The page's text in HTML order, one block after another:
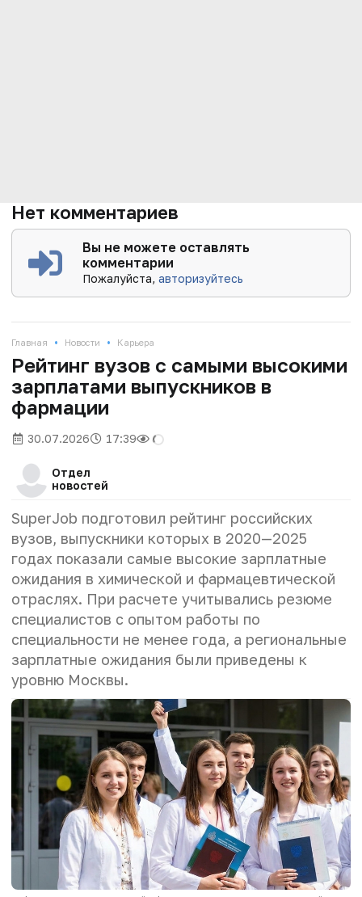
Нет комментариев
Вы не можете оставлять
комментарии
Пожалуйста,авторизуйтесь
Главная • Новости • Карьера
Рейтинг вузов с самыми высокими
зарплатами выпускников в
фармации
30.07.2026 17:39
Отдел
новостей
SuperJob подготовил рейтинг российских
вузов, выпускники которых в 2020—2025
годах показали самые высокие зарплатные
ожидания в химической и фармацевтической
отраслях. При расчете учитывались резюме
специалистов с опытом работы по
специальности не менее года, а региональные
зарплатные ожидания были приведены к
уровню Москвы.